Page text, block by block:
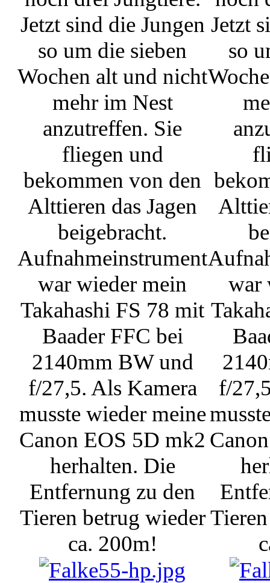
Jetzt sind die Jungen
so um die sieben
Wochen alt und nicht
mehr im Nest
anzutreffen. Sie
fliegen und
bekommen von den
Alttieren das Jagen
beigebracht.
Aufnahmeinstrument
war wieder mein
Takahashi FS 78 mit
Baader FFC bei
2140mm BW und
f/27,5. Als Kamera
musste wieder meine
Canon EOS 5D mk2
herhalten. Die
Entfernung zu den
Tieren betrug wieder
ca. 200m!
Jetzt
so
war
f/